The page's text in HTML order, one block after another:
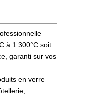
à 1 300°C soit
garanti sur vos
en verre